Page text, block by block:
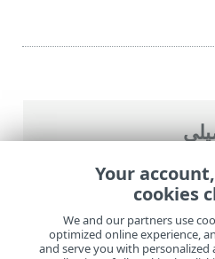
>
ESET PROTECT
>القائمة الرئيسية
> إدارة الإعلامات
Your
cookies
We and our partners use
optimized online experience,
and serve you with personalized